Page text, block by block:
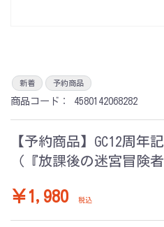
新着 予約商品
商品コード： 4580142068282
【予約商品】GC12周年
（『放課後の迷宮冒険
￥1,980 税込